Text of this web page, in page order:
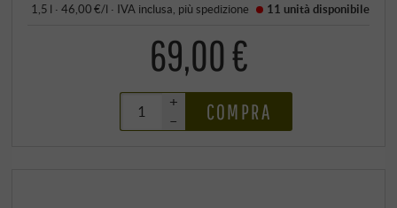
1,5 l · 46,00 €/l · IVA inclusa , piùspedizione 11 unità disponibile
69,00 €
+
–
COMPRA